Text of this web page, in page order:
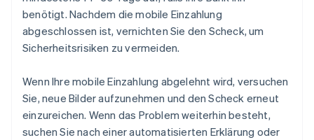
benötigt. Nachdem die mobile Einzahlung
abgeschlossen ist, vernichten Sie den Scheck, um
Sicherheitsrisiken zu vermeiden.
Wenn Ihre mobile Einzahlung abgelehnt wird, versuchen
Sie, neue Bilder aufzunehmen und den Scheck erneut
einzureichen. Wenn das Problem weiterhin besteht,
suchen Sie nach einer automatisierten Erklärung oder